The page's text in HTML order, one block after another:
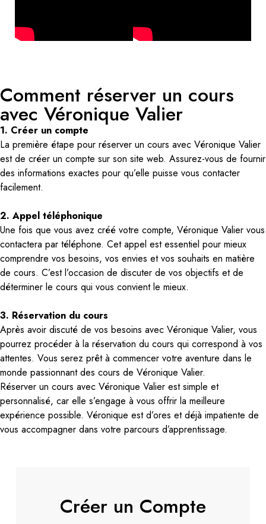
Comment réserver un cours
avec Véronique Valier
1. Créer un compte
La première étape pour réserver un cours avec Véronique Valier
est de créer un compte sur son site web. Assurez-vous de fournir
des informations exactes pour qu’elle puisse vous contacter
facilement.
2. Appel téléphonique
Une fois que vous avez créé votre compte, Véronique Valier vous
contactera par téléphone. Cet appel est essentiel pour mieux
comprendre vos besoins, vos envies et vos souhaits en matière
de cours. C’est l’occasion de discuter de vos objectifs et de
déterminer le cours qui vous convient le mieux.
3. Réservation du cours
Après avoir discuté de vos besoins avec Véronique Valier, vous
pourrez procéder à la réservation du cours qui correspond à vos
attentes. Vous serez prêt à commencer votre aventure dans le
monde passionnant des cours de Véronique Valier.
Réserver un cours avec Véronique Valier est simple et
personnalisé, car elle s’engage à vous offrir la meilleure
expérience possible. Véronique est d’ores et déjà impatiente de
vous accompagner dans votre parcours d’apprentissage.
Créer un Compte